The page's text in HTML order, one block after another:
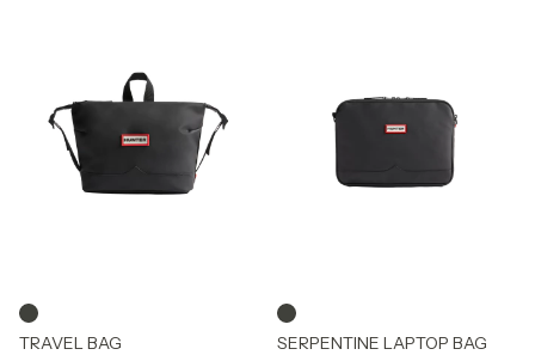
TRAVEL BAG SERPENTINE LAPTOP BAG